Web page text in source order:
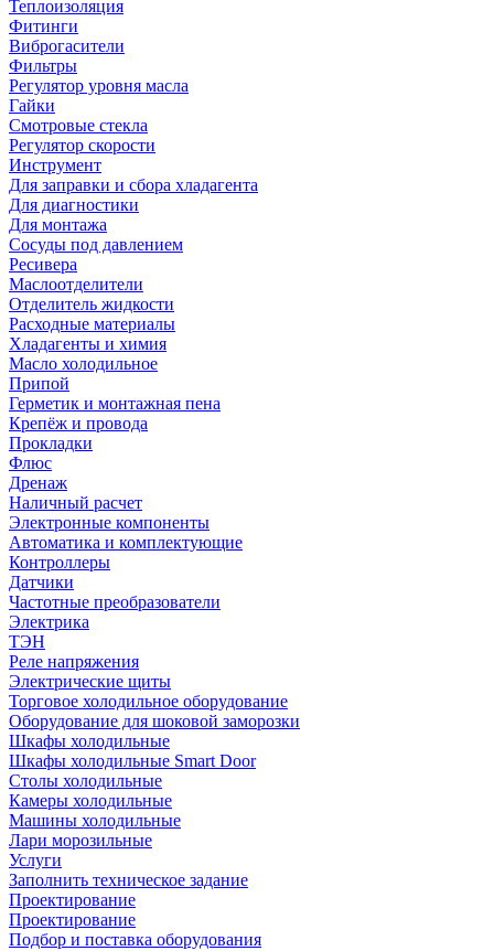
Теплоизоляция
Фитинги
Виброгасители
Фильтры
Регулятор уровня масла
Гайки
Смотровые стекла
Регулятор скорости
Инструмент
Для заправки и сбора хладагента
Для диагностики
Для монтажа
Сосуды под давлением
Ресивера
Маслоотделители
Отделитель жидкости
Расходные материалы
Хладагенты и химия
Масло холодильное
Припой
Герметик и монтажная пена
Крепёж и провода
Прокладки
Флюс
Дренаж
Наличный расчет
Электронные компоненты
Автоматика и комплектующие
Контроллеры
Датчики
Частотные преобразователи
Электрика
ТЭН
Реле напряжения
Электрические щиты
Торговое холодильное оборудование
Оборудование для шоковой заморозки
Шкафы холодильные
Шкафы холодильные Smart Door
Столы холодильные
Камеры холодильные
Машины холодильные
Лари морозильные
Услуги
Заполнить техническое задание
Проектирование
Проектирование
Подбор и поставка оборудования